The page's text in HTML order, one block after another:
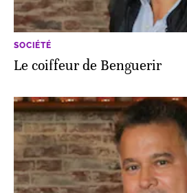
SOCIÉTÉ
Le coiffeur de Benguerir